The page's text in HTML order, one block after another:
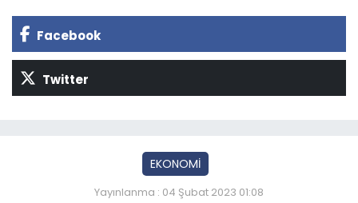
Facebook
Twitter
EKONOMİ
Yayınlanma : 04 Şubat 2023 01:08